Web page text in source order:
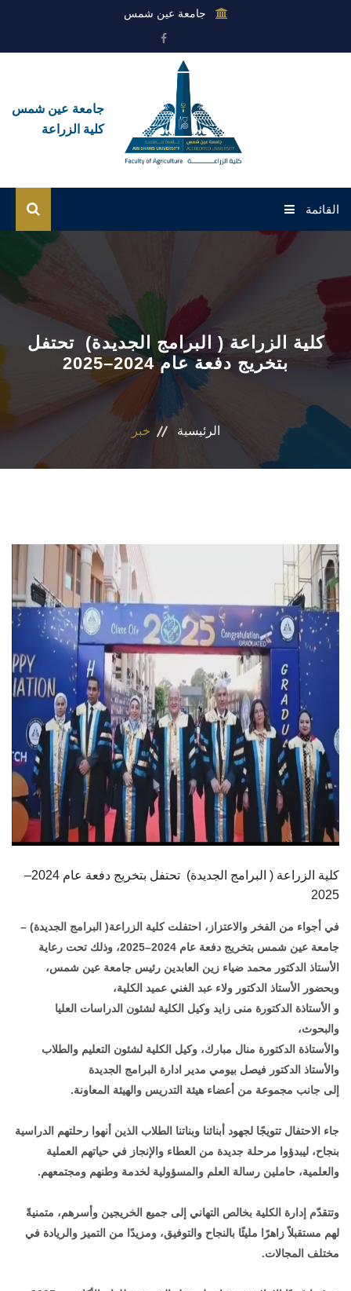
جامعة عين شمس
جامعة عين شمس
كلية الزراعة
القائمة
القطاعات
المراكز والوحدات
البرامج الدراسية
تواصل معنا
كلية الزراعة ( البرامج الجديدة) تحتفل
بتخريج دفعة عام 2024–2025
الرئيسية خبر
كلية الزراعة ( البرامج الجديدة) تحتفل بتخريج دفعة عام 2024–
2025
في أجواء من الفخر والاعتزاز، احتفلت كلية الزراعة( البرامج الجديدة) –
جامعة عين شمس بتخريج دفعة عام 2024–2025، وذلك تحت رعاية
الأستاذ الدكتور محمد ضياء زين العابدين رئيس جامعة عين شمس،
وبحضور الأستاذ الدكتور ولاء عبد الغني عميد الكلية،
و الأستاذة الدكتورة منى زايد وكيل الكلية لشئون الدراسات العليا
والبحوث،
والأستاذة الدكتورة منال مبارك، وكيل الكلية لشئون التعليم والطلاب
والأستاذ الدكتور فيصل بيومي مدير ادارة البرامج الجديدة
إلى جانب مجموعة من أعضاء هيئة التدريس والهيئة المعاونة.
جاء الاحتفال تتويجًا لجهود أبنائنا وبناتنا الطلاب الذين أنهوا رحلتهم الدراسية
بنجاح، ليبدؤوا مرحلة جديدة من العطاء والإنجاز في حياتهم العملية
والعلمية، حاملين رسالة العلم والمسؤولية لخدمة وطنهم ومجتمعهم.
وتتقدّم إدارة الكلية بخالص التهاني إلى جميع الخريجين وأسرهم، متمنيةً
لهم مستقبلاً زاهرًا مليئًا بالنجاح والتوفيق، ومزيدًا من التميز والريادة في
مختلف المجالات.